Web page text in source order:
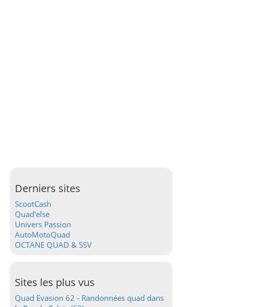
Derniers sites
ScootCash
Quad'else
Univers Passion
AutoMotoQuad
OCTANE QUAD & SSV
Sites les plus vus
Quad Evasion 62 - Randonnées quad dans